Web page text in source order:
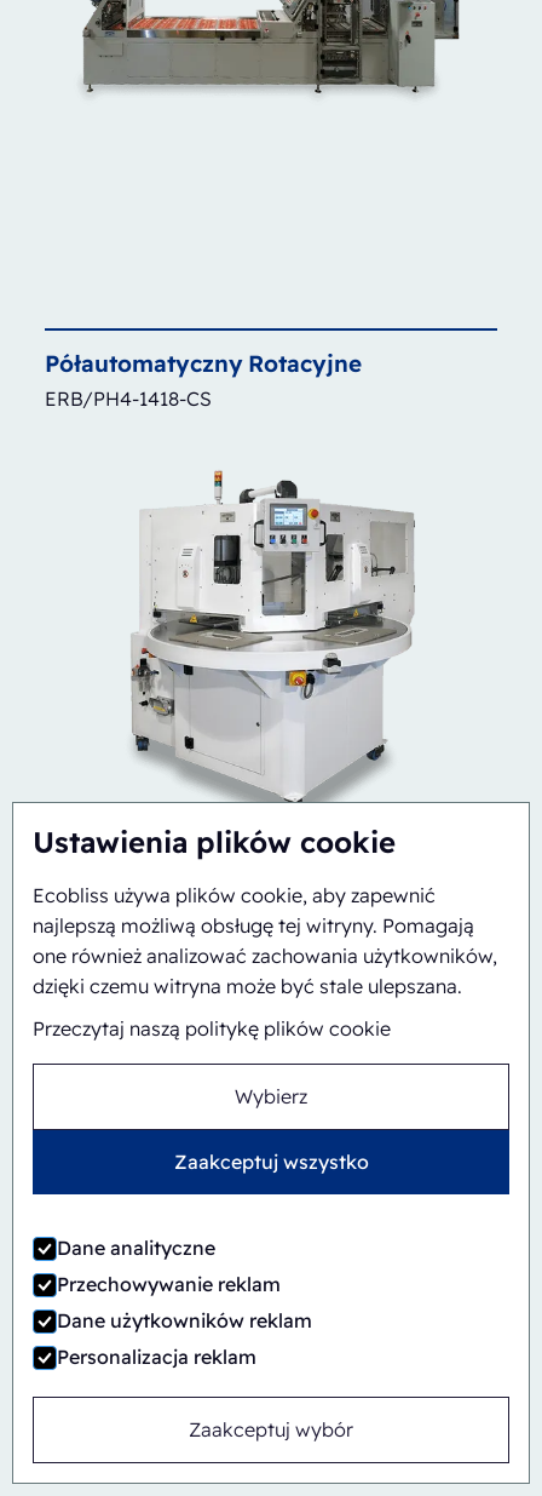
Ustawienia plików cookie
Ecobliss używa plików cookie, aby zapewnić
najlepszą możliwą obsługę tej witryny. Pomagają
one również analizować zachowania użytkowników,
dzięki czemu witryna może być stale ulepszana.
Przeczytaj naszą politykę plików cookie
Wybierz
Zaakceptuj wszystko
Dane analityczne
Przechowywanie reklam
Dane użytkowników reklam
Personalizacja reklam
Zaakceptuj wybór
Półautomatyczny Rotacyjne
ERB/PH4-1418-CS
AutomatycznyInline
CBS/PH30-1428-CS